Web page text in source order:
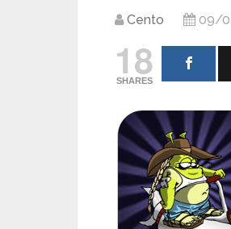
Cento 09/
18
SHARES